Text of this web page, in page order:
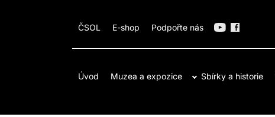
ČSOL E-shop Podpořte nás
Úvod Muzea a expozice Sbírky a historie